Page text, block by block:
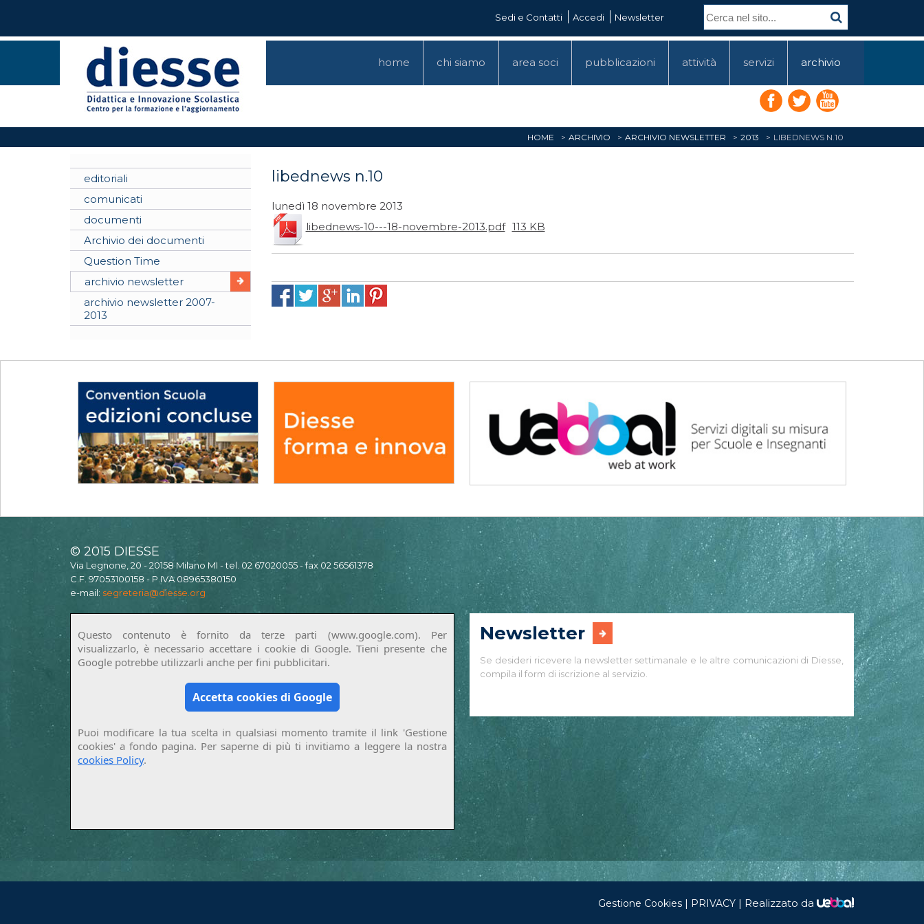
Sedi e Contatti Accedi Newsletter
home chi siamo area soci pubblicazioni attività servizi archivio
HOME ARCHIVIO ARCHIVIO NEWSLETTER 2013 LIBEDNEWS N.10
editoriali
comunicati
documenti
Archivio dei documenti
Question Time
archivio newsletter
archivio newsletter 2007-
2013
libednews n.10
lunedì 18 novembre 2013
libednews-10---18-novembre-2013.pdf 113 KB
© 2015 DIESSE
Via Legnone, 20 - 20158 Milano MI - tel. 02 67020055 - fax 02 56561378
C.F. 97053100158 - P.IVA 08965380150
e-mail: segreteria@diesse.org
Questo contenuto è fornito da terze parti (www.google.com). Per
visualizzarlo, è necessario accettare i cookie di Google. Tieni presente che
Google potrebbe utilizzarli anche per fini pubblicitari.
Accetta cookies di Google
Puoi modificare la tua scelta in qualsiasi momento tramite il link 'Gestione
cookies' a fondo pagina. Per saperne di più ti invitiamo a leggere la nostra
cookies Policy.
Newsletter
Se desideri ricevere la newsletter settimanale e le altre comunicazioni di Diesse,
compila il form di iscrizione al servizio.
Gestione Cookies | PRIVACY | Realizzato da